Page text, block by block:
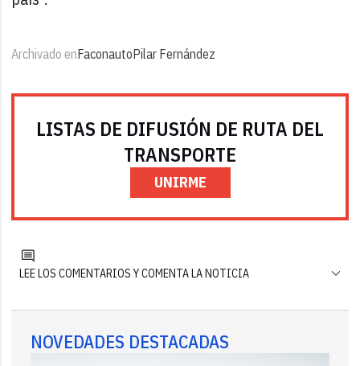
Archivado enFaconautoPilar Fernández
LISTAS DE DIFUSIÓN DE RUTA DEL
TRANSPORTE
UNIRME
LEE LOS COMENTARIOS Y COMENTA LA NOTICIA
NOVEDADES DESTACADAS